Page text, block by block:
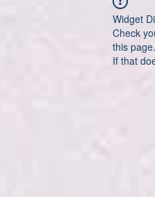
Widget
Check
this page.
If that